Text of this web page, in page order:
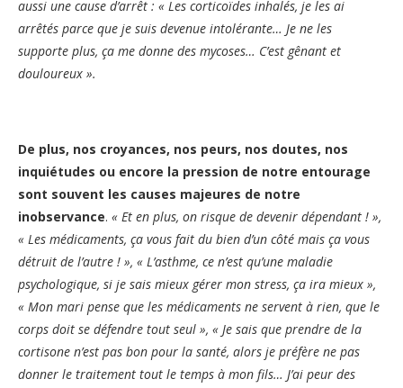
aussi une cause d’arrêt : « Les corticoïdes inhalés, je les ai
arrêtés parce que je suis devenue intolérante… Je ne les
supporte plus, ça me donne des mycoses… C’est gênant et
douloureux ».
De plus, nos croyances, nos peurs, nos doutes, nos
inquiétudes ou encore la pression de notre entourage
sont souvent les causes majeures de notre
inobservance. « Et en plus, on risque de devenir dépendant ! »,
« Les médicaments, ça vous fait du bien d’un côté mais ça vous
détruit de l’autre ! », « L’asthme, ce n’est qu’une maladie
psychologique, si je sais mieux gérer mon stress, ça ira mieux »,
« Mon mari pense que les médicaments ne servent à rien, que le
corps doit se défendre tout seul », « Je sais que prendre de la
cortisone n’est pas bon pour la santé, alors je préfère ne pas
donner le traitement tout le temps à mon fils… J’ai peur des